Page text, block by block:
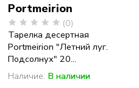
Portmeirion
(0)
Тарелка десертная
Portmeirion "Летний луг.
Подсолнух" 20...
Наличие: В наличии